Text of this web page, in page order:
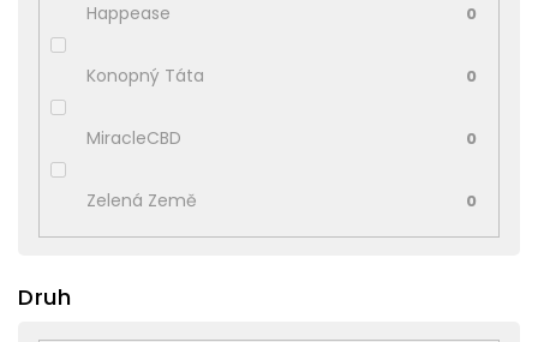
Happease 0
Konopný Táta 0
MiracleCBD 0
Zelená Země 0
Druh